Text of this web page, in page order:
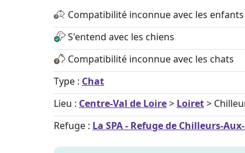
Compatibilité inconnue avec les enfants
S'entend avec les chiens
Compatibilité inconnue avec les chats
Type : Chat
Lieu : Centre-Val de Loire> Loiret>
Refuge : La SPA - Refuge de Chilleurs-